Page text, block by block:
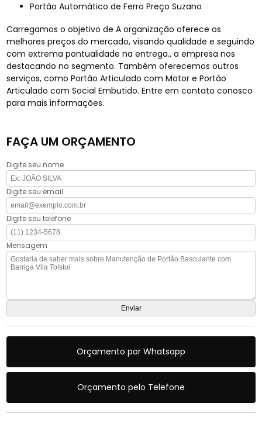
Portão Automático de Ferro Preço Suzano
Carregamos o objetivo de A organização oferece os
melhores preços do mercado, visando qualidade e seguindo
com extrema pontualidade na entrega., a empresa nos
destacando no segmento. Também oferecemos outros
serviços, como Portão Articulado com Motor e Portão
Articulado com Social Embutido. Entre em contato conosco
para mais informações.
FAÇA UM ORÇAMENTO
Digite seu nome
Digite seu email
Digite seu telefone
Mensagem
Orçamento por Whatsapp
Orçamento pelo Telefone